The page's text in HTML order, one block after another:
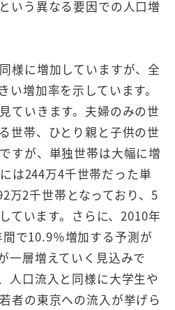
いう異なる要因での人口増
様に増加していますが、全
い増加率を示しています。
ていきます。夫婦のみの世
世帯、ひとり親と子供の世
すが、単独世帯は大幅に増
は244万4千世帯だった単
万2千世帯となっており、5
ています。さらに、2010年
で10.9％増加する予測が
一層増えていく見込みで
人口流入と同様に大学生や
者の東京への流入が挙げら